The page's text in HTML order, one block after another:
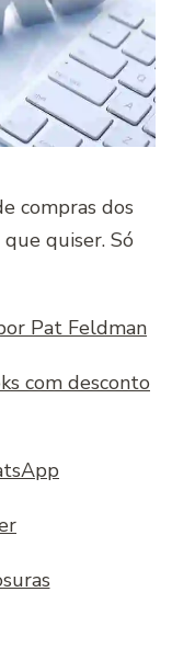
compras dos
quiser. Só
Pat Feldman
com desconto